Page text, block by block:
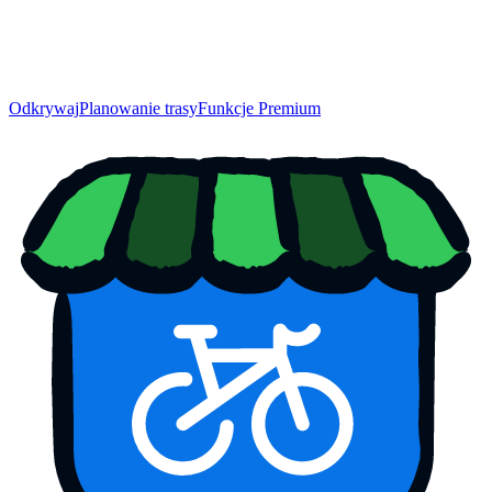
OdkrywajPlanowanie trasyFunkcje Premium